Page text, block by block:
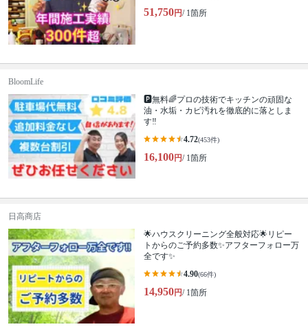
51,750円/ 1箇所
BloomLife
🅿️無料🌈プロの技術でキッチンの頑固な
油・水垢・カビ汚れを徹底的に落としま
す‼️
4.72(453件)
16,100円/ 1箇所
日高商店
🌟ハウスクリーニング全般対応🌟リピー
トからのご予約多数✨アフターフォロー万
全です✨
4.90(66件)
14,950円/ 1箇所